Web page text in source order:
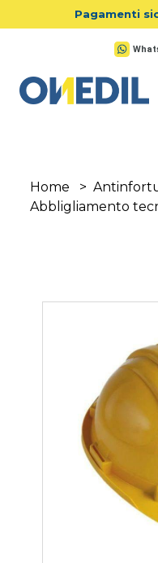
Salta al contenutoPagamenti
Home >
Abbligliamento